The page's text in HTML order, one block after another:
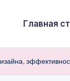
Главная